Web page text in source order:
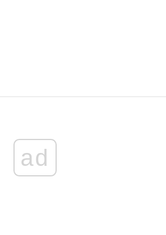
ad